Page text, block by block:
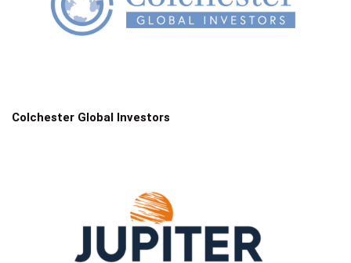
Colchester Global Investors